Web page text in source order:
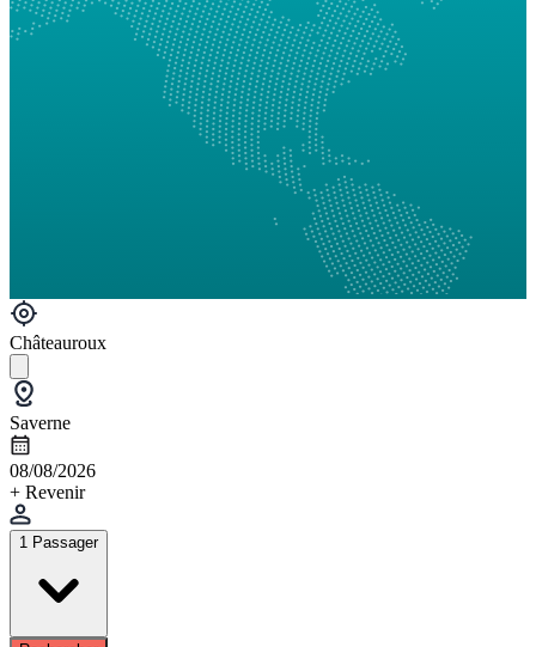
Châteauroux
Saverne
08/08/2026
+ Revenir
1 Passager